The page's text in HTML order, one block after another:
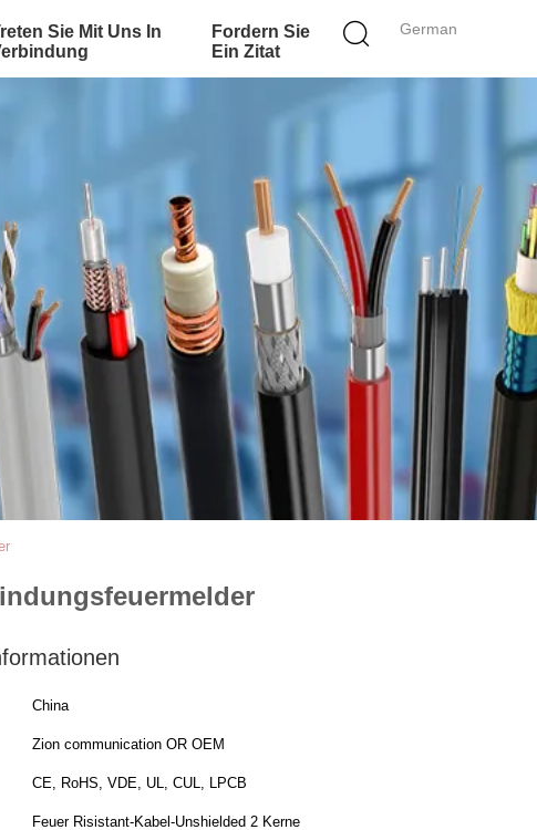
German
Sie Mit Uns In
Fordern Sie
Ein Zitat
China
Zion communication OR OEM
CE, RoHS, VDE, UL, CUL, LPCB
Feuer Risistant-Kabel-Unshielded 2 Kerne